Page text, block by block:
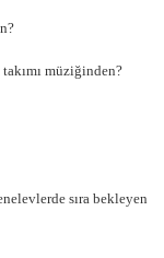
takımı müziğinden?
sıra bekleyen